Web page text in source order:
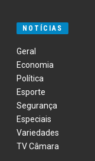
NOTÍCIAS
Geral
Economia
Política
Esporte
Segurança
Especiais
Variedades
TV Câmara